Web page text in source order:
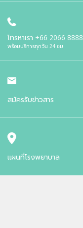
โทรหาเรา +66 2066 8888
พร้อมบริการทุกวัน 24 ชม.
สมัครรับข่าวสาร
แผนที่โรงพยาบาล